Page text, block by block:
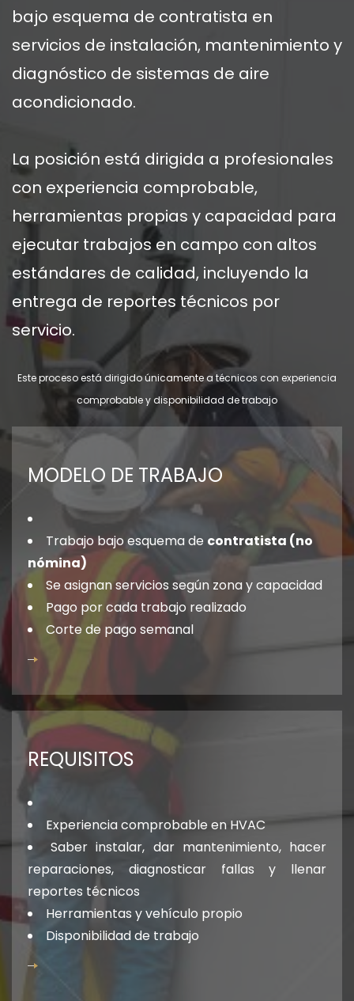
bajo esquema de contratista en
servicios de instalación, mantenimiento y
diagnóstico de sistemas de aire
acondicionado.
La posición está dirigida a profesionales
con experiencia comprobable,
herramientas propias y capacidad para
ejecutar trabajos en campo con altos
estándares de calidad, incluyendo la
entrega de reportes técnicos por
servicio.
Este proceso está dirigido únicamente a técnicos con experiencia
comprobable y disponibilidad de trabajo
MODELO DE TRABAJO
Trabajo bajo esquema de contratista (no
nómina)
Se asignan servicios según zona y capacidad
Pago por cada trabajo realizado
Corte de pago semanal
REQUISITOS
Experiencia comprobable en HVAC
Saber instalar, dar mantenimiento, hacer
reparaciones, diagnosticar fallas y llenar
reportes técnicos
Herramientas y vehículo propio
Disponibilidad de trabajo